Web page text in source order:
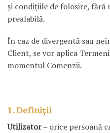
şi condiţiile de folosire,
prealabilă.
În caz de divergentă sau
Client, se vor aplica
momentul Comenzii.
1. Definiţii
Utilizator– orice persoană